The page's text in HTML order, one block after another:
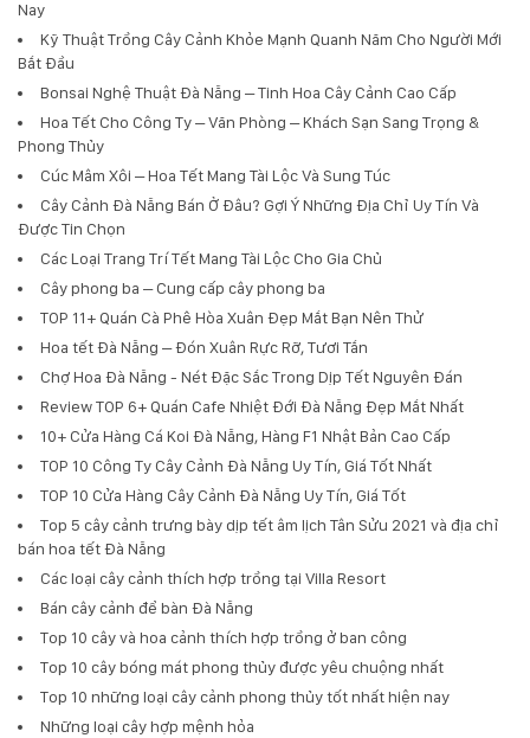
Nay
Kỹ Thuật Trồng Cây Cảnh Khỏe Mạnh Quanh Năm Cho Người Mới
Bắt Đầu
Bonsai Nghệ Thuật Đà Nẵng – Tinh Hoa Cây Cảnh Cao Cấp
Hoa Tết Cho Công Ty – Văn Phòng – Khách Sạn Sang Trọng &
Phong Thủy
Cúc Mâm Xôi – Hoa Tết Mang Tài Lộc Và Sung Túc
Cây Cảnh Đà Nẵng Bán Ở Đâu? Gợi Ý Những Địa Chỉ Uy Tín Và
Được Tin Chọn
Các Loại Trang Trí Tết Mang Tài Lộc Cho Gia Chủ
Cây phong ba – Cung cấp cây phong ba
TOP 11+ Quán Cà Phê Hòa Xuân Đẹp Mắt Bạn Nên Thử
Hoa tết Đà Nẵng – Đón Xuân Rực Rỡ, Tươi Tắn
Chợ Hoa Đà Nẵng - Nét Đặc Sắc Trong Dịp Tết Nguyên Đán
Review TOP 6+ Quán Cafe Nhiệt Đới Đà Nẵng Đẹp Mắt Nhất
10+ Cửa Hàng Cá Koi Đà Nẵng, Hàng F1 Nhật Bản Cao Cấp
TOP 10 Công Ty Cây Cảnh Đà Nẵng Uy Tín, Giá Tốt Nhất
TOP 10 Cửa Hàng Cây Cảnh Đà Nẵng Uy Tín, Giá Tốt
Top 5 cây cảnh trưng bày dịp tết âm lịch Tân Sửu 2021 và địa chỉ
bán hoa tết Đà Nẵng
Các loại cây cảnh thích hợp trồng tại Villa Resort
Bán cây cảnh để bàn Đà Nẵng
Top 10 cây và hoa cảnh thích hợp trồng ở ban công
Top 10 cây bóng mát phong thủy được yêu chuộng nhất
Top 10 những loại cây cảnh phong thủy tốt nhất hiện nay
Những loại cây hợp mệnh hỏa